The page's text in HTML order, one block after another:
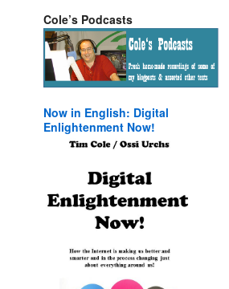
Cole’s Podcasts
Now in English: Digital
Enlightenment Now!